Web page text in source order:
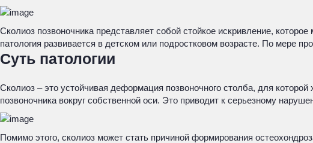
Сколиоз позвоночника представляет собой стойкое искривление,
патология развивается в детском или подростковом возрасте. По мере
Суть патологии
Сколиоз – это устойчивая деформация позвоночного столба, для
позвоночника вокруг собственной оси. Это приводит к серьезному
Помимо этого, сколиоз может стать причиной формирования